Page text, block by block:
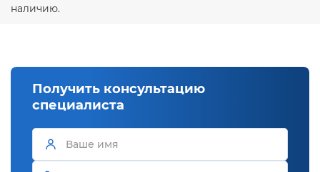
наличию.
Получить консультацию
специалиста